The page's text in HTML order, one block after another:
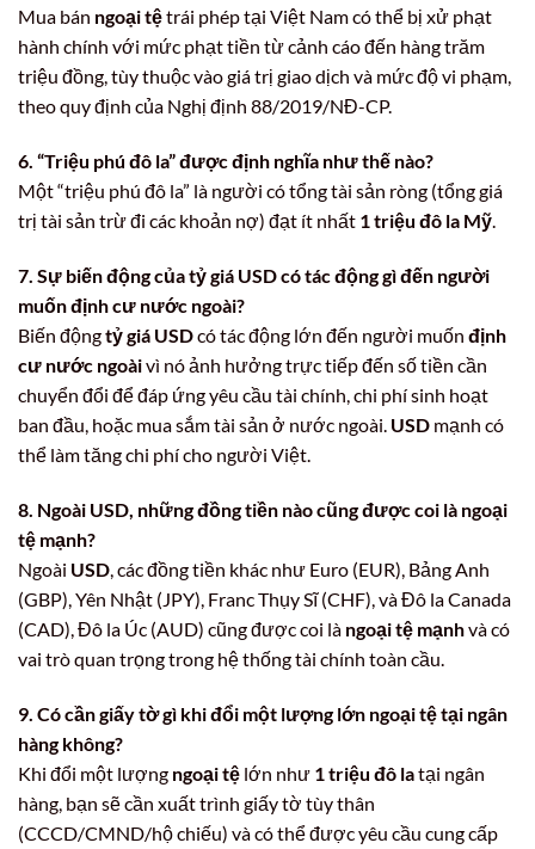
Mua bán ngoại tệtrái phép tại Việt Nam có thể bị xử phạt
hành chính với mức phạt tiền từ cảnh cáo đến hàng trăm
triệu đồng, tùy thuộc vào giá trị giao dịch và mức độ vi phạm,
theo quy định của Nghị định 88/2019/NĐ-CP.
6. “Triệu phú đô la” được định nghĩa như thế nào?
Một “triệu phú đô la” là người có tổng tài sản ròng (tổng giá
trị tài sản trừ đi các khoản nợ) đạt ít nhất 1 triệu đô la Mỹ.
7. Sự biến động của tỷ giá USD có tác động gì đến người
muốn định cư nước ngoài?
Biến độngtỷ giá USDcó tác động lớn đến người muốn định
cư nước ngoàivì nó ảnh hưởng trực tiếp đến số tiền cần
chuyển đổi để đáp ứng yêu cầu tài chính, chi phí sinh hoạt
ban đầu, hoặc mua sắm tài sản ở nước ngoài. USD mạnh có
thể làm tăng chi phí cho người Việt.
8. Ngoài USD, những đồng tiền nào cũng được coi là ngoại
tệ mạnh?
Ngoài USD , các đồng tiền khác như Euro (EUR), Bảng Anh
(GBP), Yên Nhật (JPY), Franc Thụy Sĩ (CHF), và Đô la Canada
(CAD), Đô la Úc (AUD) cũng được coi là ngoại tệ mạnhvà có
vai trò quan trọng trong hệ thống tài chính toàn cầu.
9. Có cần giấy tờ gì khi đổi một lượng lớn ngoại tệ tại ngân
hàng không?
Khi đổi một lượng ngoại tệ lớn như 1 triệu đô latại ngân
hàng, bạn sẽ cần xuất trình giấy tờ tùy thân
(CCCD/CMND/hộ chiếu) và có thể được yêu cầu cung cấp